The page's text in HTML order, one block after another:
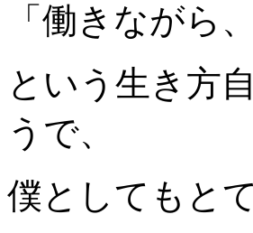
「働きながら
という生き方
うで、
僕としてもと